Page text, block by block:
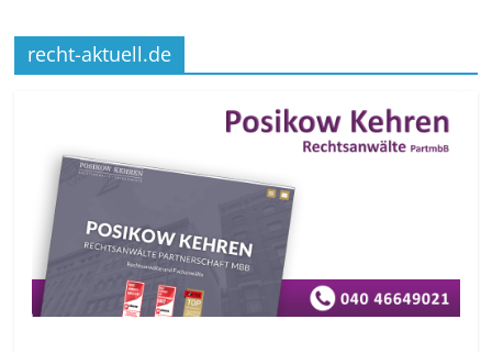
recht-aktuell.de